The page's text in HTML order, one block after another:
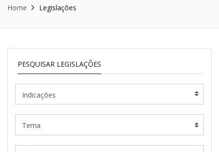
Home Legislações
PESQUISAR LEGISLAÇÕES